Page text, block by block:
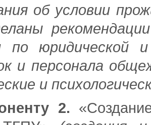
об условии
по юридической и
и персонала
и
2.